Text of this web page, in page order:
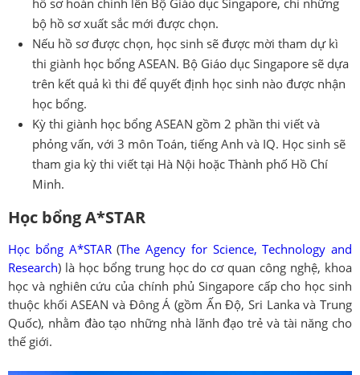
hồ sơ hoàn chỉnh lên Bộ Giáo dục Singapore, chỉ những
bộ hồ sơ xuất sắc mới được chọn.
Nếu hồ sơ được chọn, học sinh sẽ được mời tham dự kì
thi giành học bổng ASEAN. Bộ Giáo dục Singapore sẽ dựa
trên kết quả kì thi để quyết định học sinh nào được nhận
học bổng.
Kỳ thi giành học bổng ASEAN gồm 2 phần thi viết và
phỏng vấn, với 3 môn Toán, tiếng Anh và IQ. Học sinh sẽ
tham gia kỳ thi viết tại Hà Nội hoặc Thành phố Hồ Chí
Minh.
Học bổng A*STAR
Học bổng A*STAR(The Agency for Science, Technology and
Research) là học bổng trung học do cơ quan công nghệ, khoa
học và nghiên cứu của chính phủ Singapore cấp cho học sinh
thuộc khối ASEAN và Đông Á (gồm Ấn Độ, Sri Lanka và Trung
Quốc), nhằm đào tạo những nhà lãnh đạo trẻ và tài năng cho
thế giới.